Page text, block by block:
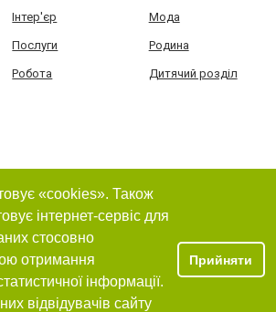
Інтер'єр Мода
Послуги Родина
Робота Дитячий розділ
«cookies». Також
інтернет-сервіс для
стосовно
отримання
інформації.
відвідувачів сайту
Прийняти